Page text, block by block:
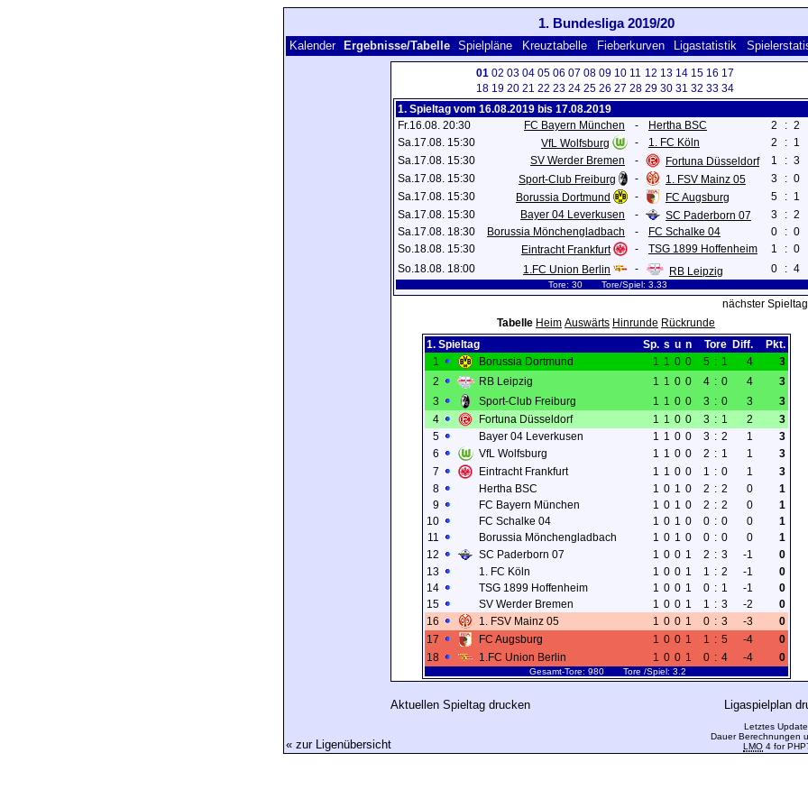
1. Bundesliga 2019/20
Kalender Ergebnisse/Tabelle Spielpläne Kreuztabelle Fieberkurven Ligastatistik
01 02 03 04 05 06 07 08 09 10 11 12 13 14 15 16 17
18 19 20 21 22 23 24 25 26 27 28 29 30 31 32 33 34
1. Spieltag vom 16.08.2019 bis 17.08.2019
Fr.16.08. 20:30
FC Bayern München - Hertha BSC 2 : 2
Sa.17.08. 15:30
VfL Wolfsburg - 1. FC Köln 2 :
1
Sa.17.08. 15:30
SV Werder Bremen - Fortuna Düsseldorf 1 : 3
Sa.17.08. 15:30
Sport-Club Freiburg - 1. FSV Mainz 05 3 : 0
Sa.17.08. 15:30
Borussia Dortmund - FC Augsburg 5 :
1
Sa.17.08. 15:30
Bayer 04 Leverkusen - SC Paderborn 07 3 : 2
Sa.17.08. 18:30
Borussia Mönchengladbach - FC Schalke 04 0 : 0
So.18.08. 15:30
Eintracht Frankfurt - TSG 1899 Hoffenheim 1 : 0
So.18.08. 18:00
1.FC Union Berlin - RB Leipzig 0 : 4
Tore: 30 Tore/Spiel: 3.33
nächster
Tabelle Heim Auswärts Hinrunde Rückrunde
1. Spieltag
Sp. s u n Tore Diff.
Pkt.
1
Borussia Dortmund 1 1 0 0 5 : 1 4
3
2
RB Leipzig 1 1 0 0 4 : 0 4
3
3
Sport-Club Freiburg 1 1 0 0 3 : 0 3
3
4
Fortuna Düsseldorf 1 1 0 0 3 : 1 2
3
5
Bayer 04 Leverkusen 1 1 0 0 3 : 2 1
3
6
VfL Wolfsburg 1 1 0 0 2 : 1 1
3
7
Eintracht Frankfurt 1 1 0 0 1 : 0 1
3
8
Hertha BSC 1 0 1 0 2 : 2 0
1
9
FC Bayern München 1 0 1 0 2 : 2 0
1
10
FC Schalke 04 1 0 1 0 0 : 0 0
1
11
Borussia Mönchengladbach 1 0 1 0 0 : 0 0
1
12
SC Paderborn 07 1 0 0 1 2 : 3 -1
0
13
1. FC Köln 1 0 0 1 1 : 2 -1
0
14
TSG 1899 Hoffenheim 1 0 0 1 0 : 1 -1
0
15
SV Werder Bremen 1 0 0 1 1 : 3 -2
0
16
1. FSV Mainz 05 1 0 0 1 0 : 3 -3
0
17
FC Augsburg 1 0 0 1 1 : 5 -4
0
18
1.FC Union Berlin 1 0 0 1 0 : 4 -4 0
Gesamt-Tore: 980 Tore /Spiel: 3.2
Aktuellen Spieltag drucken Ligaspielplan
« zur Ligenübersicht
Letztes
Dauer Berechnungen
LMO 4 for